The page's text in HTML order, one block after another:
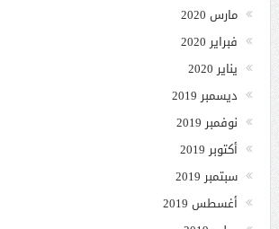
مارس 2020
فبراير 2020
يناير 2020
ديسمبر 2019
نوفمبر 2019
أكتوبر 2019
سبتمبر 2019
أغسطس 2019